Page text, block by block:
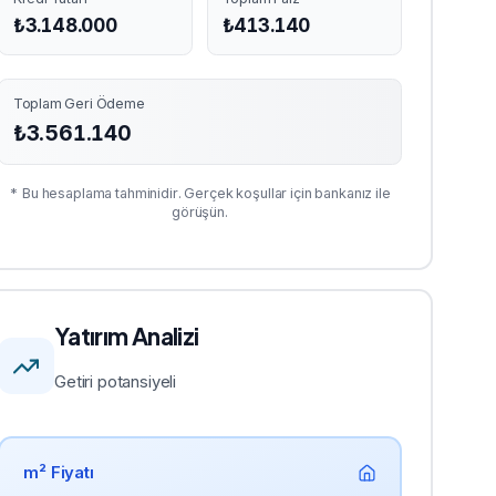
₺3.148.000 ₺413.140
Toplam Geri Ödeme
₺3.561.140
* Bu hesaplama tahminidir. Gerçek koşullar için bankanız ile
görüşün.
Yatırım Analizi
Getiri potansiyeli
m² Fiyatı